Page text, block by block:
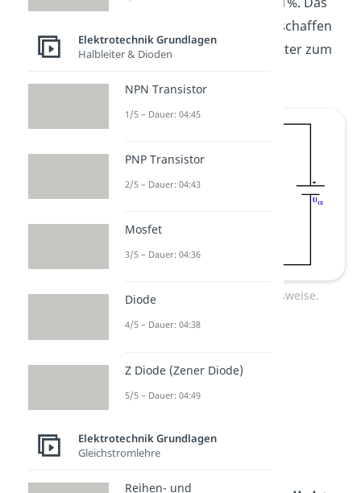
heißt 99% der Elektronen schaffen
den ganzen Weg vom Emitter zum
NPN Transistor Funktionsweise.
Elektrotechnik Grundlagen
Halbleiter & Dioden
NPN Transistor
1/5 – Dauer: 04:45
PNP Transistor
2/5 – Dauer: 04:43
Mosfet
3/5 – Dauer: 04:36
Diode
4/5 – Dauer: 04:38
Z Diode (Zener Diode)
5/5 – Dauer: 04:49
Elektrotechnik Grundlagen
Gleichstromlehre
Reihen- und